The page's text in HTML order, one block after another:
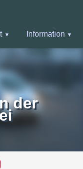
Information
der